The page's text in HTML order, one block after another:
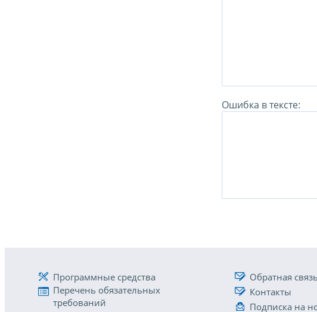
Ошибка в тексте:
Программные средства
Перечень обязательных
требований
Обратная связь
Контакты
Подписка на